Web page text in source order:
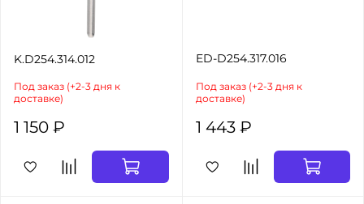
K.D254.314.012
Под заказ (+2-3 дня к
доставке)
1 150 ₽
ED-D254.317.016
Под заказ (+2-3 дня к
доставке)
1 443 ₽